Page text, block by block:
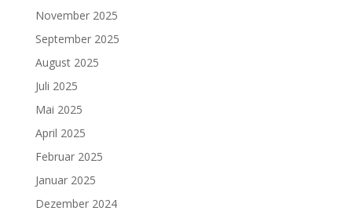
November 2025
September 2025
August 2025
Juli 2025
Mai 2025
April 2025
Februar 2025
Januar 2025
Dezember 2024